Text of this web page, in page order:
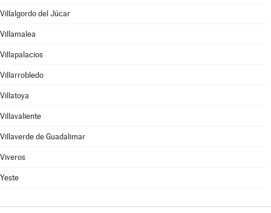
Villalgordo del Júcar
Villamalea
Villapalacios
Villarrobledo
Villatoya
Villavaliente
Villaverde de Guadalimar
Viveros
Yeste